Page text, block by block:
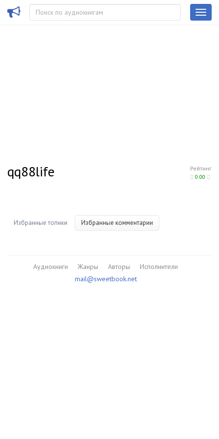
Рейтинг
0.00
qq88life
Избранные топики Избранные комментарии
Аудиокниги Жанры Авторы
Исполнители
mail@sweetbook.net